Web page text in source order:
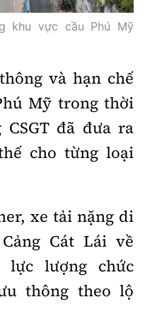
cấp ngày 1/4/2025.
phường Giảng Võ,
Tùng,
hành:
khu vực cầu Phú Mỹ
và hạn chế
Mỹ trong thời
đã đưa ra
cho từng loại
xe tải nặng di
Cát Lái về
lực lượng chức
thông theo lộ